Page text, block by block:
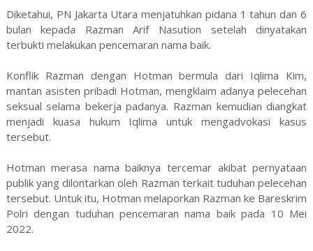
Diketahui, PN Jakarta Utara menjatuhkan pidana 1 tahun dan 6
bulan kepada Razman Arif Nasution setelah dinyatakan
terbukti melakukan pencemaran nama baik.
Konflik Razman dengan Hotman bermula dari Iqlima Kim,
mantan asisten pribadi Hotman, mengklaim adanya pelecehan
seksual selama bekerja padanya. Razman kemudian diangkat
menjadi kuasa hukum Iqlima untuk mengadvokasi kasus
tersebut.
Hotman merasa nama baiknya tercemar akibat pernyataan
publik yang dilontarkan oleh Razman terkait tuduhan pelecehan
tersebut. Untuk itu, Hotman melaporkan Razman ke Bareskrim
Polri dengan tuduhan pencemaran nama baik pada 10 Mei
2022.